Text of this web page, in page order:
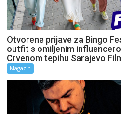
Otvorene prijave za Bingo
outfit s omiljenim
Crvenom tepihu Sarajevo
Magazin